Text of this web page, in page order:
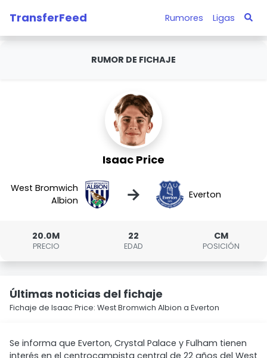
TransferFeed Rumores Ligas
RUMOR DE FICHAJE
Isaac Price
West Bromwich
Albion
→ Everton
20.0M
PRECIO
22
EDAD
CM
POSICIÓN
Últimas noticias del fichaje
Fichaje de Isaac Price: West Bromwich Albion a Everton
Se informa que Everton, Crystal Palace y Fulham tienen
interés en el centrocampista central de 22 años del West